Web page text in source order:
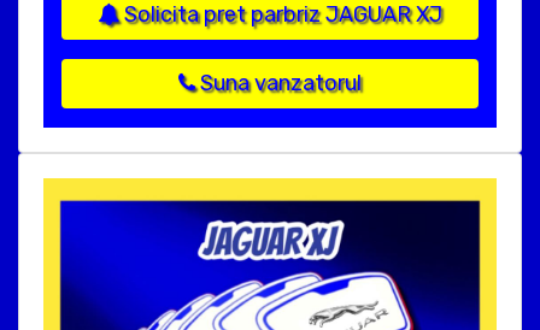
Solicita pret parbriz JAGUAR XJ
Suna vanzatorul